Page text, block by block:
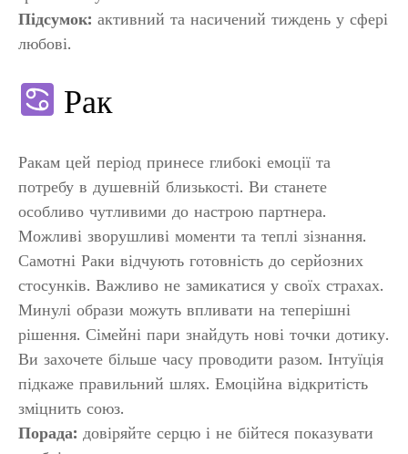
Підсумок: активний та насичений тиждень у сфері
любові.
Рак
Ракам цей період принесе глибокі емоції та
потребу в душевній близькості. Ви станете
особливо чутливими до настрою партнера.
Можливі зворушливі моменти та теплі зізнання.
Самотні Раки відчують готовність до серйозних
стосунків. Важливо не замикатися у своїх страхах.
Минулі образи можуть впливати на теперішні
рішення. Сімейні пари знайдуть нові точки дотику.
Ви захочете більше часу проводити разом. Інтуїція
підкаже правильний шлях. Емоційна відкритість
зміцнить союз.
Порада: довіряйте серцю і не бійтеся показувати